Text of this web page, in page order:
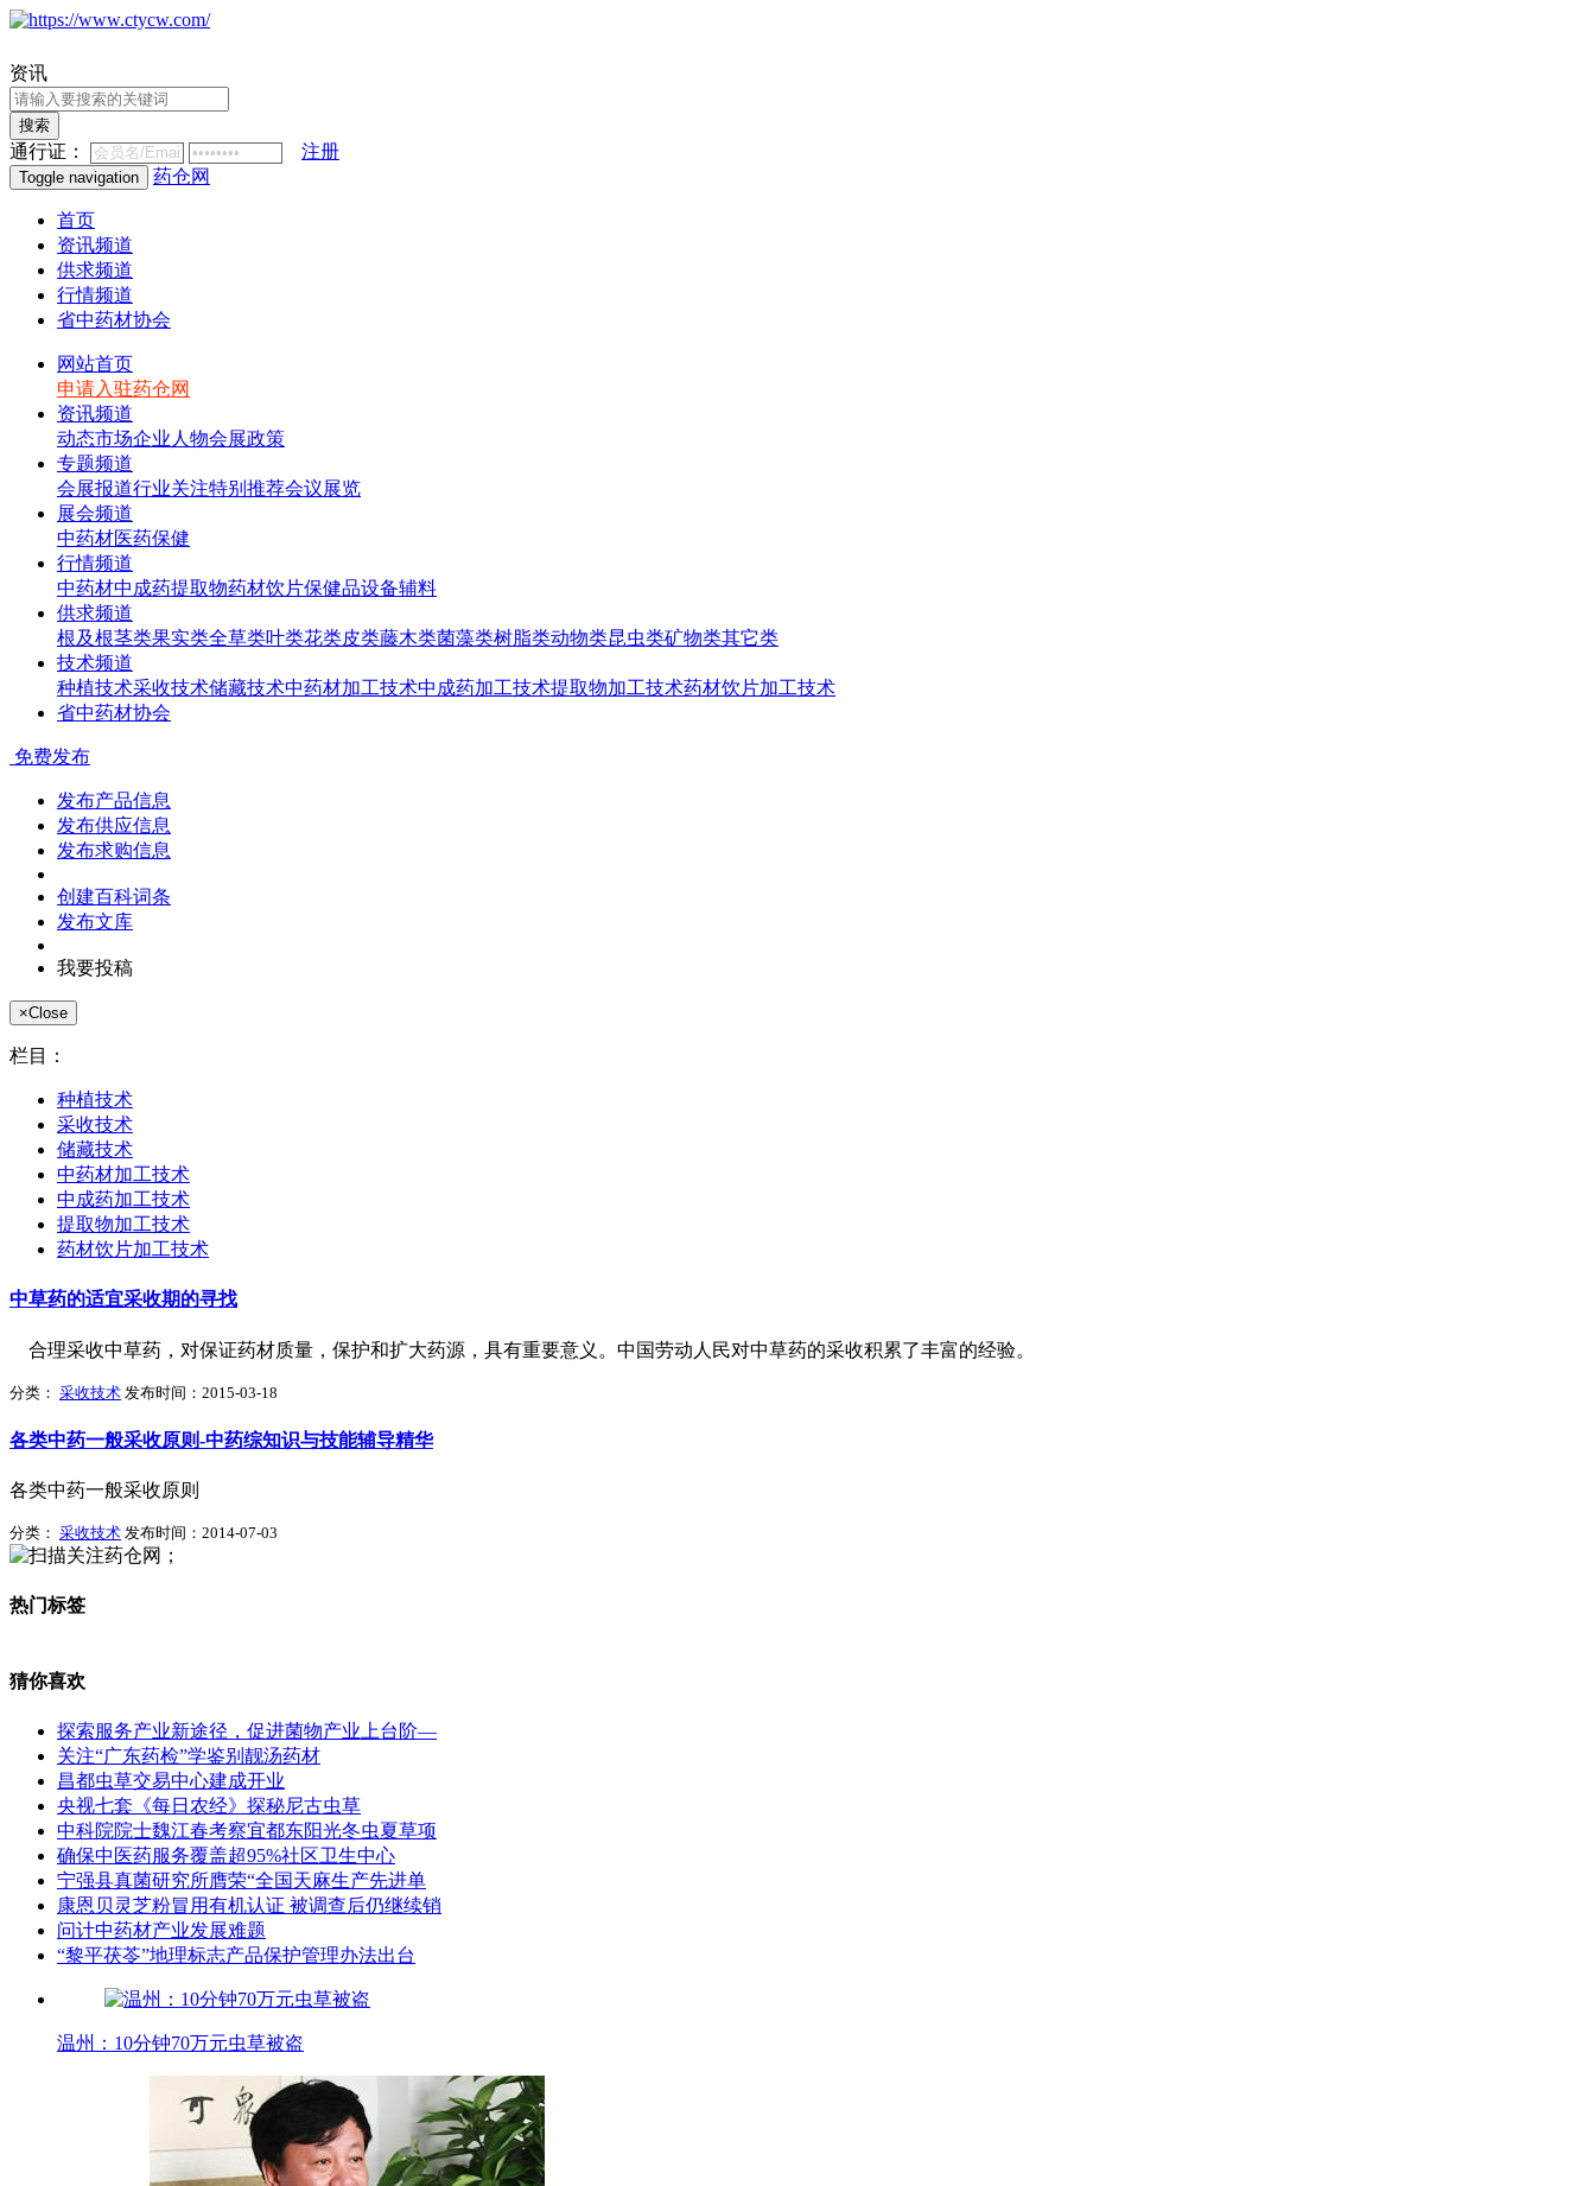
资讯
搜索
通行证： 注册
Toggle navigation 药仓网
首页
资讯频道
供求频道
行情频道
省中药材协会
网站首页
申请入驻药仓网
资讯频道
动态市场企业 人物会展政策
专题频道
会展报道行业关注特别推荐会议展览
展会频道
中药材医药保健
行情频道
中药材中成药提取物药材饮片保健品设备辅料
供求频道
根及根茎类果实类全草类叶类花类皮类藤木类菌藻类树脂类动物类昆虫类矿物类其它类
技术频道
种植技术采收技术储藏技术中药材加工技术中成药加工技术提取物加工技术药材饮片加工技术
省中药材协会
免费发布
发布产品信息
发布供应信息
发布求购信息
创建百科词条
发布文库
我要投稿
×Close
栏目：
种植技术
采收技术
储藏技术
中药材加工技术
中成药加工技术
提取物加工技术
药材饮片加工技术
中草药的适宜采收期的寻找
合理采收中草药，对保证药材质量，保护和扩大药源，具有重要意义。中国劳动人民对中草药的采收积累了丰富的经验。
分类： 采收技术 发布时间：2015-03-18
各类中药一般采收原则-中药综知识与技能辅导精华
各类中药一般采收原则
分类： 采收技术 发布时间：2014-07-03
热门标签
猜你喜欢
探索服务产业新途径，促进菌物产业上台阶—
关注“广东药检”学鉴别靓汤药材
昌都虫草交易中心建成开业
央视七套《每日农经》探秘尼古虫草
中科院院士魏江春考察宜都东阳光冬虫夏草项
确保中医药服务覆盖超95%社区卫生中心
宁强县真菌研究所膺荣“全国天麻生产先进单
康恩贝灵芝粉冒用有机认证 被调查后仍继续销
问计中药材产业发展难题
“黎平茯苓”地理标志产品保护管理办法出台
温州：10分钟70万元虫草被盗